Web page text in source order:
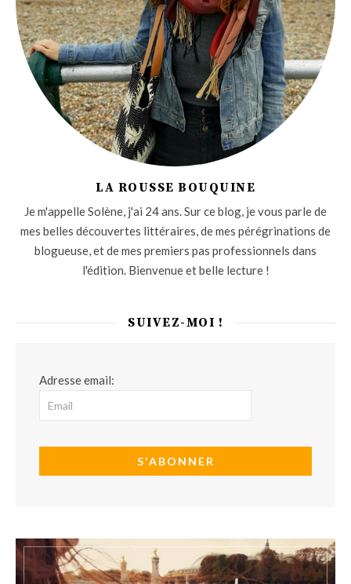
LA ROUSSE BOUQUINE
Je m'appelle Solène, j'ai 24 ans. Sur ce blog, je vous parle de
mes belles découvertes littéraires, de mes pérégrinations de
blogueuse, et de mes premiers pas professionnels dans
l'édition. Bienvenue et belle lecture !
SUIVEZ-MOI !
Adresse email: